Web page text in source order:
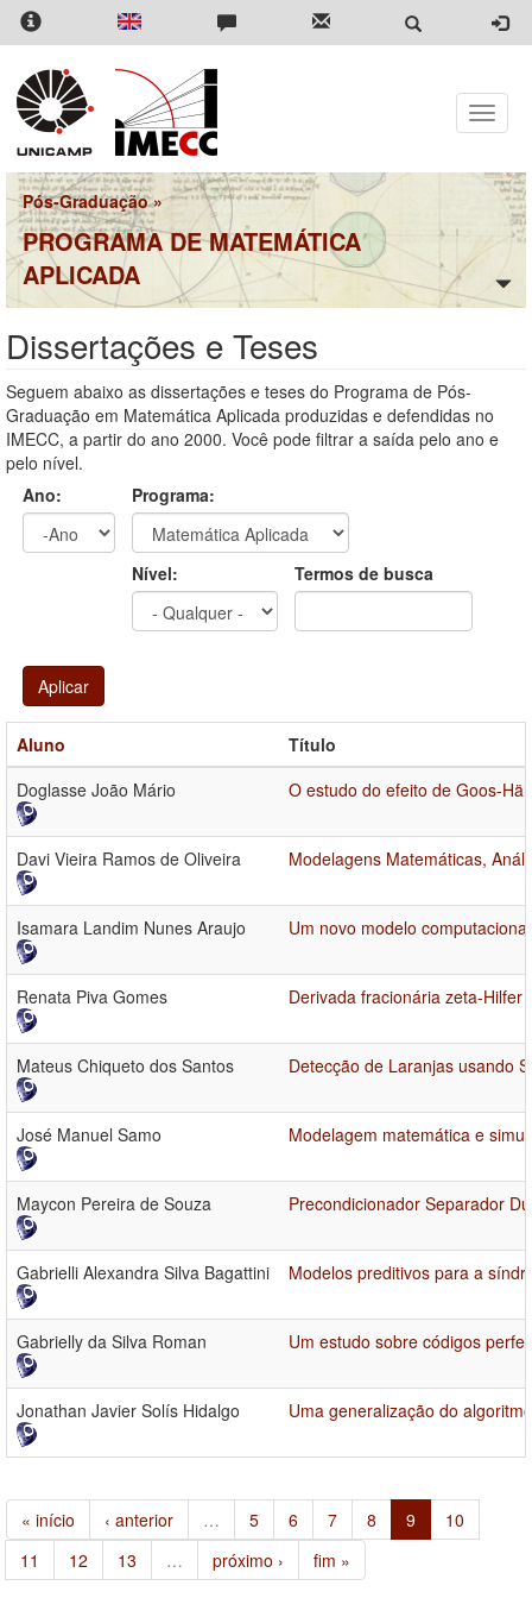
Pular
para
conteúdo
principal
Toggle
Pós-Graduação»
PROGRAMA DE MATEMÁTICA
APLICADA
Dissertações e Teses
Seguem abaixo as dissertações e teses do Programa de Pós-
Graduação em Matemática Aplicada produzidas e defendidas no
IMECC, a partir do ano 2000. Você pode filtrar a saída pelo ano e
pelo nível.
Ano:
Programa:
Nível: Termos de busca
Aplicar
Aluno
Título
Doglasse João Mário
O estudo do efeito de Goos-
Davi Vieira Ramos de Oliveira Modelagens Matemáticas,
Isamara Landim Nunes Araujo Um novo modelo
Renata Piva Gomes Derivada fracionária zeta-
Mateus Chiqueto dos Santos Detecção de Laranjas usando
José Manuel Samo Modelagem matemática e
Maycon Pereira de Souza Precondicionador Separador
Gabrielli Alexandra Silva Bagattini Modelos preditivos para a
Gabrielly da Silva Roman Um estudo sobre códigos
Jonathan Javier Solís Hidalgo Uma generalização do
« início ‹ anterior … 5 6 7 8 9
10
11
12 13 … próximo › fim »